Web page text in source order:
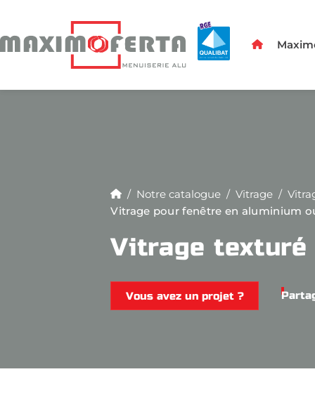
Notre catalogue Vitrage
Vitrage texturé
Vitrage pour fenêtre en aluminium
Vous avez un projet ?